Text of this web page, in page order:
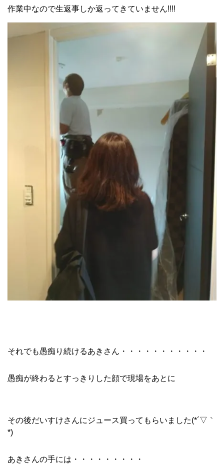
作業中なので生返事しか返ってきていません!!!!
それでも愚痴り続けるあきさん・・・・・・・・・・・
愚痴が終わるとすっきりした顔で現場をあとに
その後だいすけさんにジュース買ってもらいました(*´▽｀
*)
あきさんの手には・・・・・・・・・